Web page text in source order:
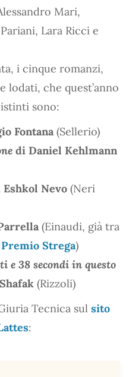
Mari,
Lara Ricci e
i cinque romanzi,
lodati, che quest’anno
sono:
Fontana (Sellerio)
di Daniel Kehlmann
Eshkol Nevo (Neri
(Einaudi, già tra
Strega)
38 secondi in questo
(Rizzoli)
Tecnica sul sito
: